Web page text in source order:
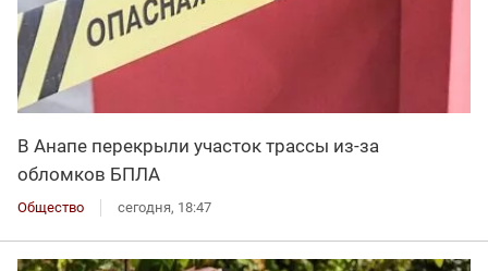
В Анапе перекрыли участок трассы из-за
обломков БПЛА
Общество сегодня, 18:47